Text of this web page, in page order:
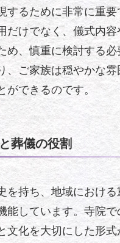
するために非常に重要
だけでなく、儀式内
め、慎重に検討する必
、ご家族は穏やかな雰
ができるのです。
葬儀の役割
を持ち、地域における
能しています。寺院で
文化を大切にした形式